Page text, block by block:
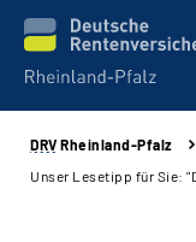
Unsere Leistungen
DRV Rheinland-Pfalz
Unser Lesetipp für Sie: